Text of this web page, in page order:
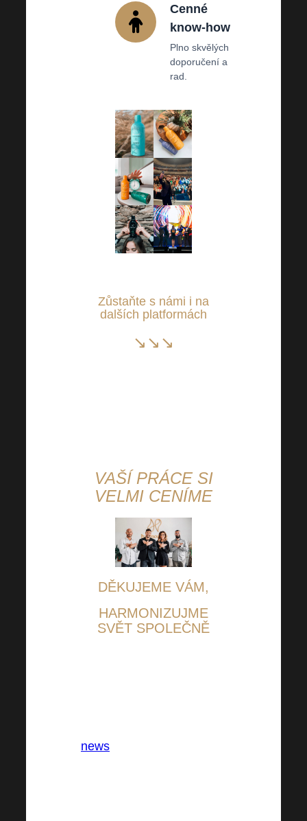
Cenné
know-how
Plno skvělých
doporučení a
rad.
Zůstaňte s námi i na
dalších platformách
↘↘↘
VAŠÍ PRÁCE SI
VELMI CENÍME
DĚKUJEME VÁM,
HARMONIZUJME
SVĚT SPOLEČNĚ
news